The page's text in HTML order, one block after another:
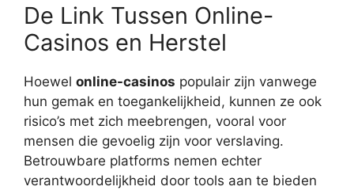
De Link Tussen Online-
Casinos en Herstel
Hoewel online-casinos populair zijn vanwege
hun gemak en toegankelijkheid, kunnen ze ook
risico’s met zich meebrengen, vooral voor
mensen die gevoelig zijn voor verslaving.
Betrouwbare platforms nemen echter
verantwoordelijkheid door tools aan te bieden